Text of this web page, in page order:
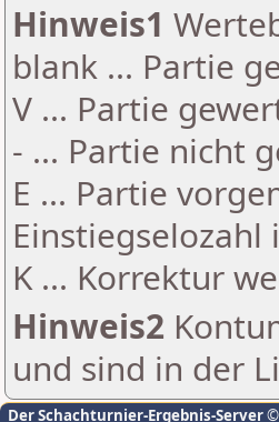
Hinweis1
blank ... Partie
V ... Partie
- ... Partie nicht
E ... Partie
K ... Korrektur
Hinweis2
und sind in der
Der Schachturnier-Ergebnis-Server©